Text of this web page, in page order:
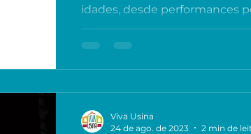
idades, desde performances
Viva Usina
24 de ago. de 2023
2 min de